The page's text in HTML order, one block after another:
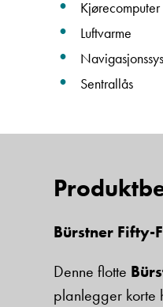
Kjørecomputer
Luftvarme
Sentrallås
Bürstner
Denne flotte
planlegger korte